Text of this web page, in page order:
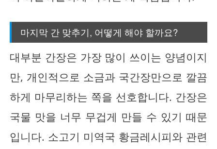
마지막 간 맞추기, 어떻게 해야 할까요?
대부분 간장은 가장 많이 쓰이는 양념이지
만, 개인적으로 소금과 국간장만으로 깔끔
하게 마무리하는 쪽을 선호합니다. 간장은
국물 맛을 너무 무겁게 만들 수 있기 때문
입니다. 소고기 미역국 황금레시피와 관련